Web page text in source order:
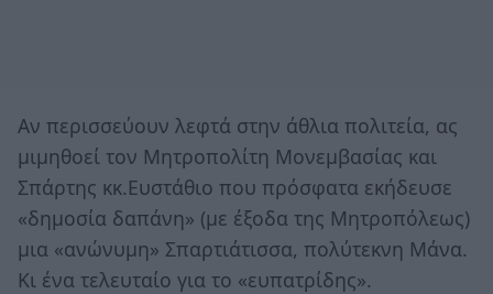
Αν περισσεύουν λεφτά στην άθλια πολιτεία, ας
μιμηθοεί τον Μητροπολίτη Μονεμβασίας και
Σπάρτης κκ.Ευστάθιο που πρόσφατα εκήδευσε
«δημοσία δαπάνη» (με έξοδα της Μητροπόλεως)
μια «ανώνυμη» Σπαρτιάτισσα, πολύτεκνη Μάνα.
Κι ένα τελευταίο για το «ευπατρίδης».